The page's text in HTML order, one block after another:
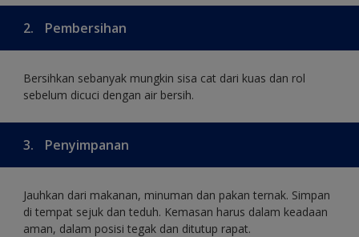
2. Pembersihan
Bersihkan sebanyak mungkin sisa cat dari kuas dan rol
sebelum dicuci dengan air bersih.
3. Penyimpanan
Jauhkan dari makanan, minuman dan pakan ternak. Simpan
di tempat sejuk dan teduh. Kemasan harus dalam keadaan
aman, dalam posisi tegak dan ditutup rapat.